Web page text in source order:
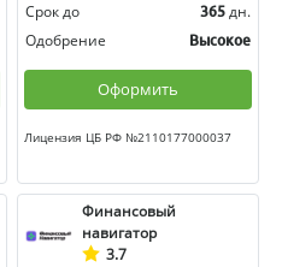
Срок до
365 дн.
Одобрение
Высокое
Оформить
Лицензия ЦБ РФ №2110177000037
Финансовый
навигатор
3.7